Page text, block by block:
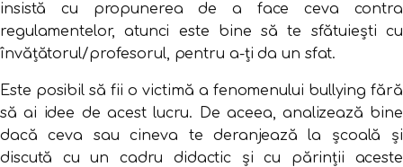
insistă cu propunerea de a face ceva contra
regulamentelor, atunci este bine să te sfătuiești cu
învățătorul/profesorul, pentru a-ți da un sfat.
Este posibil să fii o victimă a fenomenului bullying fără
să ai idee de acest lucru. De aceea, analizează bine
dacă ceva sau cineva te deranjează la școală și
discută cu un cadru didactic și cu părinții aceste